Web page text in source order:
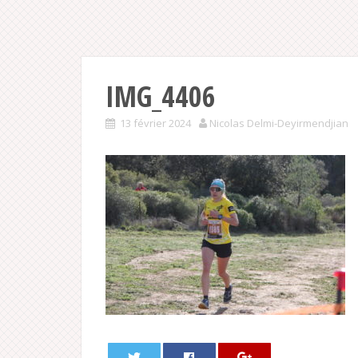
IMG_4406
13 février 2024 Nicolas Delmi-Deyirmendjian